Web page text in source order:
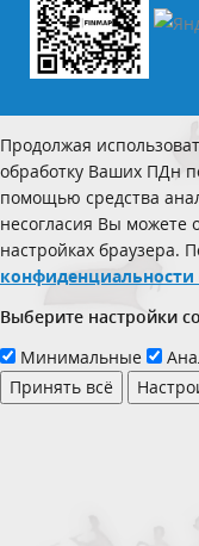
Продолжая
обработку Ваших ПДн
помощью средства
несогласия Вы можете
настройках браузера.
конфиденциальности
Выберите настройки
Минимальные
Принять всё